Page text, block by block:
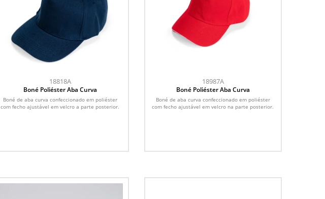
18818A
Boné Poliéster Aba Curva
Boné de aba curva confeccionado em poliéster
com fecho ajustável em velcro a parte posterior.
18987A
Boné Poliéster Aba Curva
Boné de aba curva confeccionado em poliéster
com fecho ajustável em velcro na parte posterior.